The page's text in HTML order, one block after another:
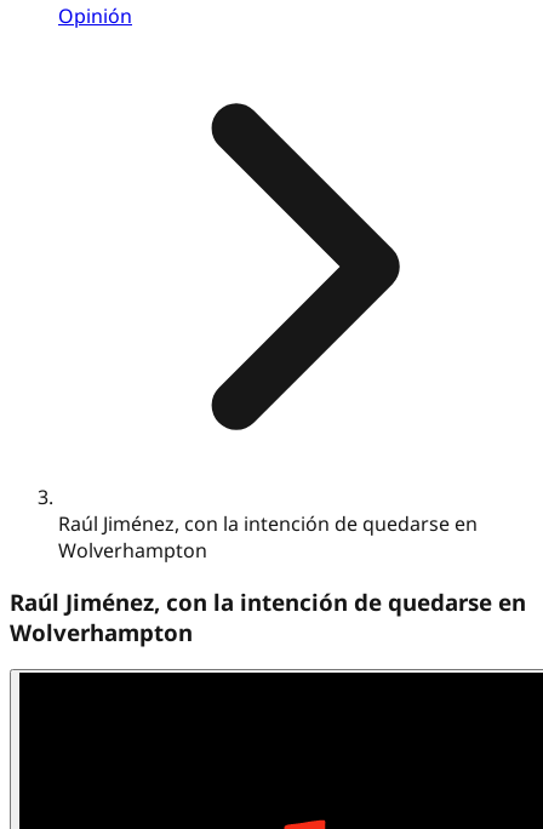
Opinión
Raúl Jiménez, con la intención de quedarse en
Wolverhampton
Raúl Jiménez, con la intención de quedarse en
Wolverhampton